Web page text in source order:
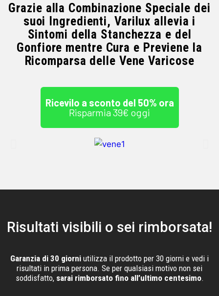
Grazie alla Combinazione Speciale dei
suoi Ingredienti, Varilux allevia i
Sintomi della Stanchezza e del
Gonfiore mentre Cura e Previene la
Ricomparsa delle Vene Varicose
Ricevilo a sconto del 50% ora
Risparmia 39€ oggi
Risultati visibili o sei rimborsata!
Garanzia di 30 giorni utilizza il prodotto per 30 giorni e vedi i
risultati in prima persona. Se per qualsiasi motivo non sei
soddisfatto,sarai rimborsato fino all’ultimo centesimo.